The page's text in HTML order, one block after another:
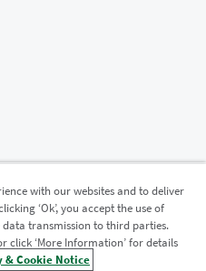
社区
with our websites and to deliver
‘Ok’, you accept the use of
transmission to third parties.
click ‘More Information’ for details
& Cookie Notice